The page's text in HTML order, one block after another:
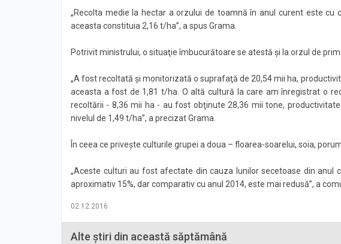
„Recolta medie la hectar a orzului de toamnă în anul curent este
aceasta constituia 2,16 t/ha”, a spus Grama.
Potrivit ministrului, o situaţie îmbucurătoare se atestă şi la orzul de
„A fost recoltată şi monitorizată o suprafaţă de 20,54 mii ha,
aceasta a fost de 1,81 t/ha. O altă cultură la care am înregistrat o
recoltării - 8,36 mii ha - au fost obţinute 28,36 mii tone,
nivelul de 1,49 t/ha”, a precizat Grama.
În ceea ce priveşte culturile grupei a doua – floarea-soarelui, soia,
„Aceste culturi au fost afectate din cauza lunilor secetoase din anul
aproximativ 15%, dar comparativ cu anul 2014, este mai redusă”, a
02.12.2016
Alte știri din această săptămână